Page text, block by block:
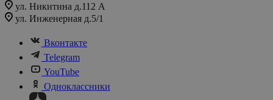
ул. Никитина д.112 А
ул. Инженерная д.5/1
Вконтакте
Telegram
YouTube
Одноклассники